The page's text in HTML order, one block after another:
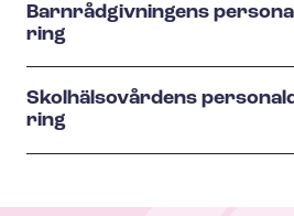
Barnrådgivningens
ring
Skolhälsovårdens
ring